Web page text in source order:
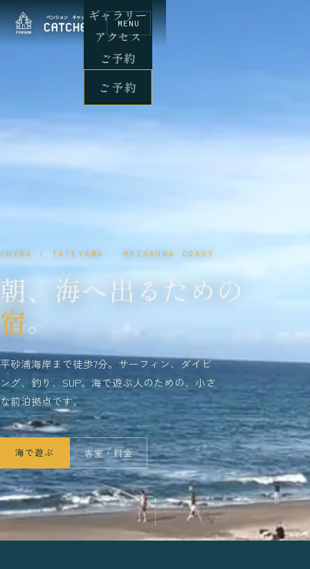
MENU
ギャラリー
アクセス
ご予約
ご予約
CHIBA / TATEYAMA · HEISAURA COAST
朝、海へ出るための
宿。
平砂浦海岸まで徒歩7分。サーフィン、ダイビ
ング、釣り、SUP。海で遊ぶ人のための、小さ
な前泊拠点です。
海で遊ぶ 客室・料金